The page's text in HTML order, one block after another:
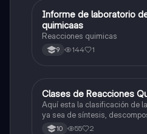
Química
Informe de laboratorio
quimicaas
Reacciones quimicas
9 144 1
Química
Clases de Reacciones
Aquí esta la clasificación de
ya sea de síntesis,
10 55 2